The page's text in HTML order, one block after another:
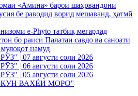
«Амина» барои шаҳрвандони
бе раводид ворид мешаванд, ҳатмӣ
e-Phyto татбиқ мегардад
бо раиси Палатаи савдо ва саноати
намуд
| 07 августи соли 2026
| 06 августи соли 2026
| 05 августи соли 2026
КУН ВАХЁИ МОРО"